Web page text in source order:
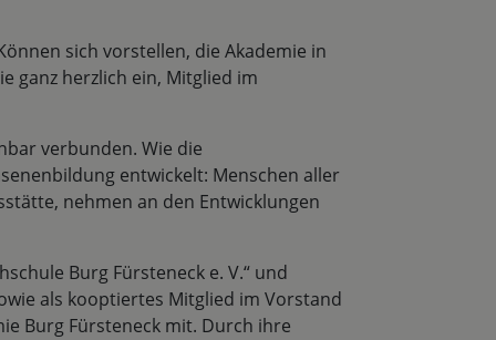
sich vorstellen, die Akademie in
ganz herzlich ein, Mitglied im
verbunden. Wie die
entwickelt: Menschen aller
nehmen an den Entwicklungen
Burg Fürsteneck e. V.“ und
als kooptiertes Mitglied im Vorstand
Burg Fürsteneck mit. Durch ihre